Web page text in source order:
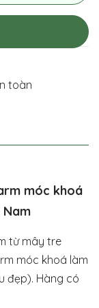
toàn
móc khoá
từ mây tre
móc khoá làm
đẹp). Hàng có